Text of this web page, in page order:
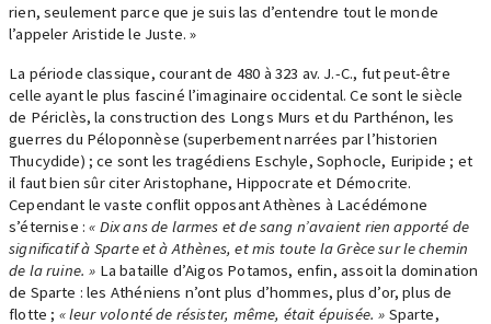
rien, seulement parce que je suis las d’entendre tout le monde
l’appeler Aristide le Juste. »
La période classique, courant de 480 à 323 av. J.-C., fut peut-être
celle ayant le plus fasciné l’imaginaire occidental. Ce sont le siècle
de Périclès, la construction des Longs Murs et du Parthénon, les
guerres du Péloponnèse (superbement narrées par l’historien
Thucydide) ; ce sont les tragédiens Eschyle, Sophocle, Euripide ; et
il faut bien sûr citer Aristophane, Hippocrate et Démocrite.
Cependant le vaste conflit opposant Athènes à Lacédémone
s’éternise :« Dix ans de larmes et de sang n’avaient rien apporté de
significatif à Sparte et à Athènes, et mis toute la Grèce sur le chemin
de la ruine. » La bataille d’Aigos Potamos, enfin, assoit la domination
de Sparte : les Athéniens n’ont plus d’hommes, plus d’or, plus de
flotte ; « leur volonté de résister, même, était épuisée. » Sparte,